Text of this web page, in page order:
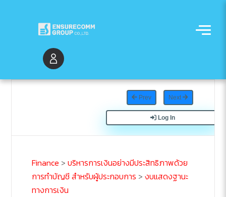
Prev Next
Log In
Finance >บริหารการเงินอย่างมีประสิทธิภาพด้วย
การทำบัญชี สำหรับผู้ประกอบการ >งบแสดงฐานะ
ทางการเงิน